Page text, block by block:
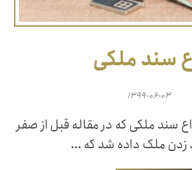
سند ملکی
۱۳۹۹-۰۶-۰۳
سند ملکی که در مقاله قبل از صفر
زدن ملک داده شد که ...